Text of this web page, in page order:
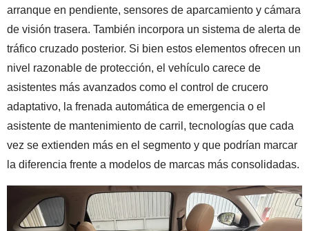
arranque en pendiente, sensores de aparcamiento y cámara
de visión trasera. También incorpora un sistema de alerta de
tráfico cruzado posterior. Si bien estos elementos ofrecen un
nivel razonable de protección, el vehículo carece de
asistentes más avanzados como el control de crucero
adaptativo, la frenada automática de emergencia o el
asistente de mantenimiento de carril, tecnologías que cada
vez se extienden más en el segmento y que podrían marcar
la diferencia frente a modelos de marcas más consolidadas.